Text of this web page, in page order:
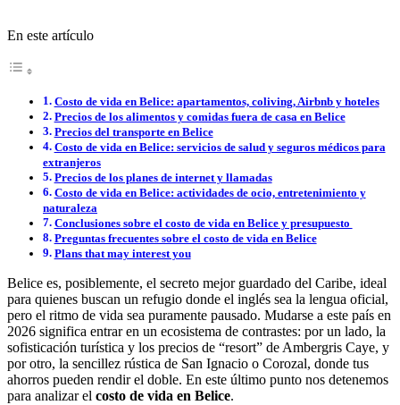
En este artículo
Costo de vida en Belice: apartamentos, coliving, Airbnb y hoteles
Precios de los alimentos y comidas fuera de casa en Belice
Precios del transporte en Belice
Costo de vida en Belice: servicios de salud y seguros médicos para
extranjeros
Precios de los planes de internet y llamadas
Costo de vida en Belice: actividades de ocio, entretenimiento y
naturaleza
Conclusiones sobre el costo de vida en Belice y presupuesto
Preguntas frecuentes sobre el costo de vida en Belice
Plans that may interest you
Belice es, posiblemente, el secreto mejor guardado del Caribe, ideal
para quienes buscan un refugio donde el inglés sea la lengua oficial,
pero el ritmo de vida sea puramente pausado. Mudarse a este país en
2026 significa entrar en un ecosistema de contrastes: por un lado, la
sofisticación turística y los precios de “resort” de Ambergris Caye, y
por otro, la sencillez rústica de San Ignacio o Corozal, donde tus
ahorros pueden rendir el doble. En este último punto nos detenemos
para analizar el costo de vida en Belice.